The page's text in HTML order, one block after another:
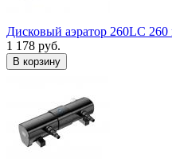
Дисковый аэратор 260LC
1 178 руб.
В корзину